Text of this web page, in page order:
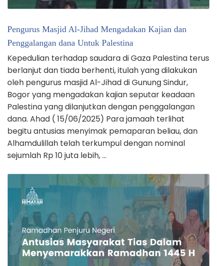
Pengurus Masjid Al-Jihad Mengadakan Kajian dan
Penggalangan dana Untuk Palestina
Kepedulian terhadap saudara di Gaza Palestina terus
berlanjut dan tiada berhenti, itulah yang dilakukan
oleh pengurus masjid Al-Jihad di Gunung Sindur,
Bogor yang mengadakan kajian seputar keadaan
Palestina yang dilanjutkan dengan penggalangan
dana. Ahad ( 15/06/2025) Para jamaah terlihat
begitu antusias menyimak pemaparan beliau, dan
Alhamdulillah telah terkumpul dengan nominal
sejumlah Rp 10 juta lebih, …